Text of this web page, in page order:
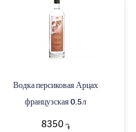
Водка персиковая Арцах
французская 0.5л
8350 ֏